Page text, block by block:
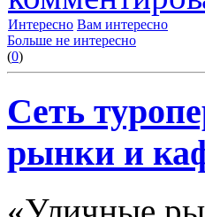
Интересно Вам интересно
Больше не интересно
(0)
Сеть
рынки и